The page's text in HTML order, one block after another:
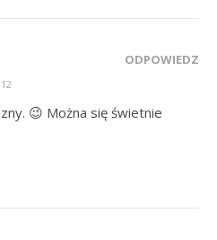
ODPOWIEDZ
😉 Można się świetnie